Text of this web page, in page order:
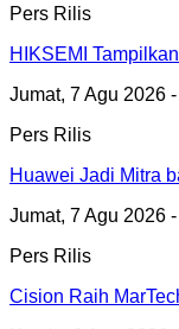
Pers Rilis
HIKSEMI
Jumat, 7 Agu 2026
Pers Rilis
Huawei Jadi Mitra
Jumat, 7 Agu 2026
Pers Rilis
Cision Raih